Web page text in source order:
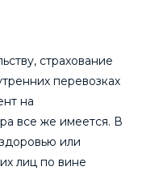
страхование
перевозках
на
все же имеется. В
или
лиц по вине